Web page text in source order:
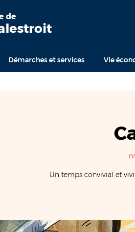
de
Démarches et services Vie
Un temps convivial et